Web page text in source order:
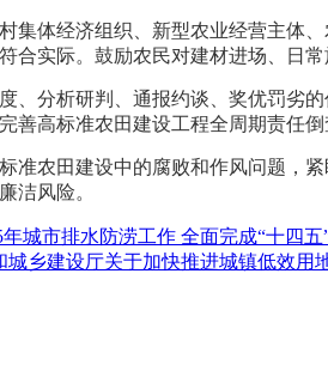
集体经济组织、新型农业经营主
合实际。鼓励农民对建材进场、日
、分析研判、通报约谈、奖优罚
善高标准农田建设工程全周期责任
准农田建设中的腐败和作风问题
洁风险。
城市排水防涝工作 全面完成“十四五
乡建设厅关于加快推进城镇低效用